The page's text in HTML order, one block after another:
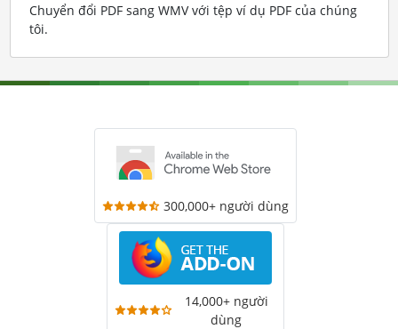
Chuyển đổi PDF sang WMV với tệp ví dụ PDF của chúng
tôi.
300,000+ người dùng
14,000+ người
dùng